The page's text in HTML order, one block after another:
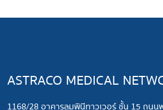
ASTRACO MEDICAL
1168/28 อาคารลุมพินีทาวเวอร์ ชั้น 15 ถนน